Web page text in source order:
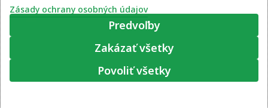
Zásady ochrany osobných údajov
© 2022 – 2026 Zväz vojakov SR, web stránku pripravil
Zásady ochrany osobných údajov
Predvoľby
Zakázať všetky
Povoliť všetky